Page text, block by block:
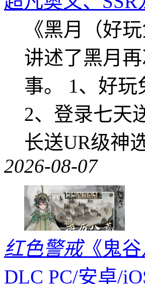
《黑月（好
讲述了黑月
事。 1、好玩
2、登录七天
长送UR级神
2026-08-07
红色警戒《鬼
DLC PC/安卓/